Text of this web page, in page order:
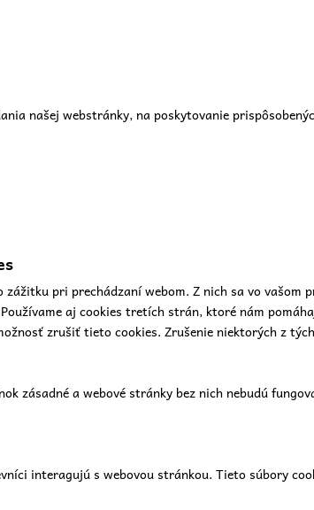
našej webstránky, na poskytovanie
pri prechádzaní webom. Z nich sa vo
aj cookies tretích strán, ktoré nám
zrušiť tieto cookies. Zrušenie niektorých z
zásadné a webové stránky bez nich nebudú
interagujú s webovou stránkou. Tieto súbory